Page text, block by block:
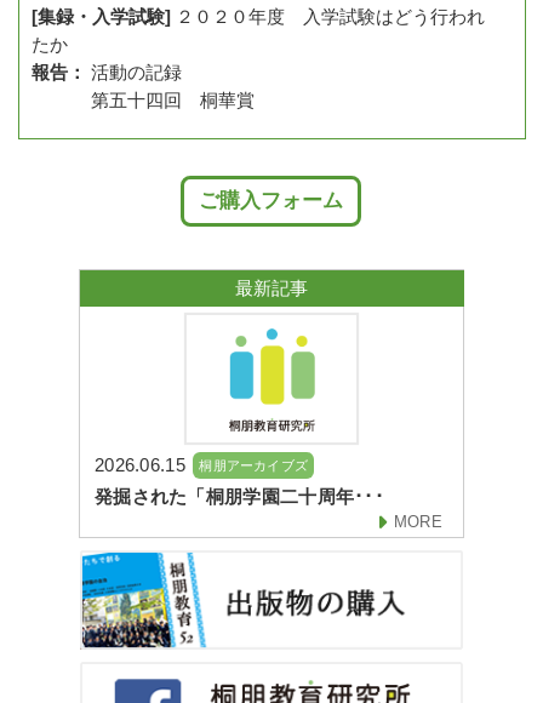
[集録・入学試験] ２０２０年度 入学試験はどう行われ
たか
報告： 活動の記録
第五十四回 桐華賞
ご購入フォーム
最新記事
2026.06.15 桐朋アーカイブズ
発掘された「桐朋学園二十周年･･･
MORE